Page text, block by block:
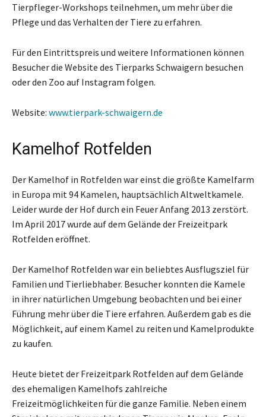
Tierpfleger-Workshops teilnehmen, um mehr über die
Pflege und das Verhalten der Tiere zu erfahren.
Für den Eintrittspreis und weitere Informationen können
Besucher die Website des Tierparks Schwaigern besuchen
oder den Zoo auf Instagram folgen.
Website: www.tierpark-schwaigern.de
Kamelhof Rotfelden
Der Kamelhof in Rotfelden war einst die größte Kamelfarm
in Europa mit 94 Kamelen, hauptsächlich Altweltkamele.
Leider wurde der Hof durch ein Feuer Anfang 2013 zerstört.
Im April 2017 wurde auf dem Gelände der Freizeitpark
Rotfelden eröffnet.
Der Kamelhof Rotfelden war ein beliebtes Ausflugsziel für
Familien und Tierliebhaber. Besucher konnten die Kamele
in ihrer natürlichen Umgebung beobachten und bei einer
Führung mehr über die Tiere erfahren. Außerdem gab es die
Möglichkeit, auf einem Kamel zu reiten und Kamelprodukte
zu kaufen.
Heute bietet der Freizeitpark Rotfelden auf dem Gelände
des ehemaligen Kamelhofs zahlreiche
Freizeitmöglichkeiten für die ganze Familie. Neben einem